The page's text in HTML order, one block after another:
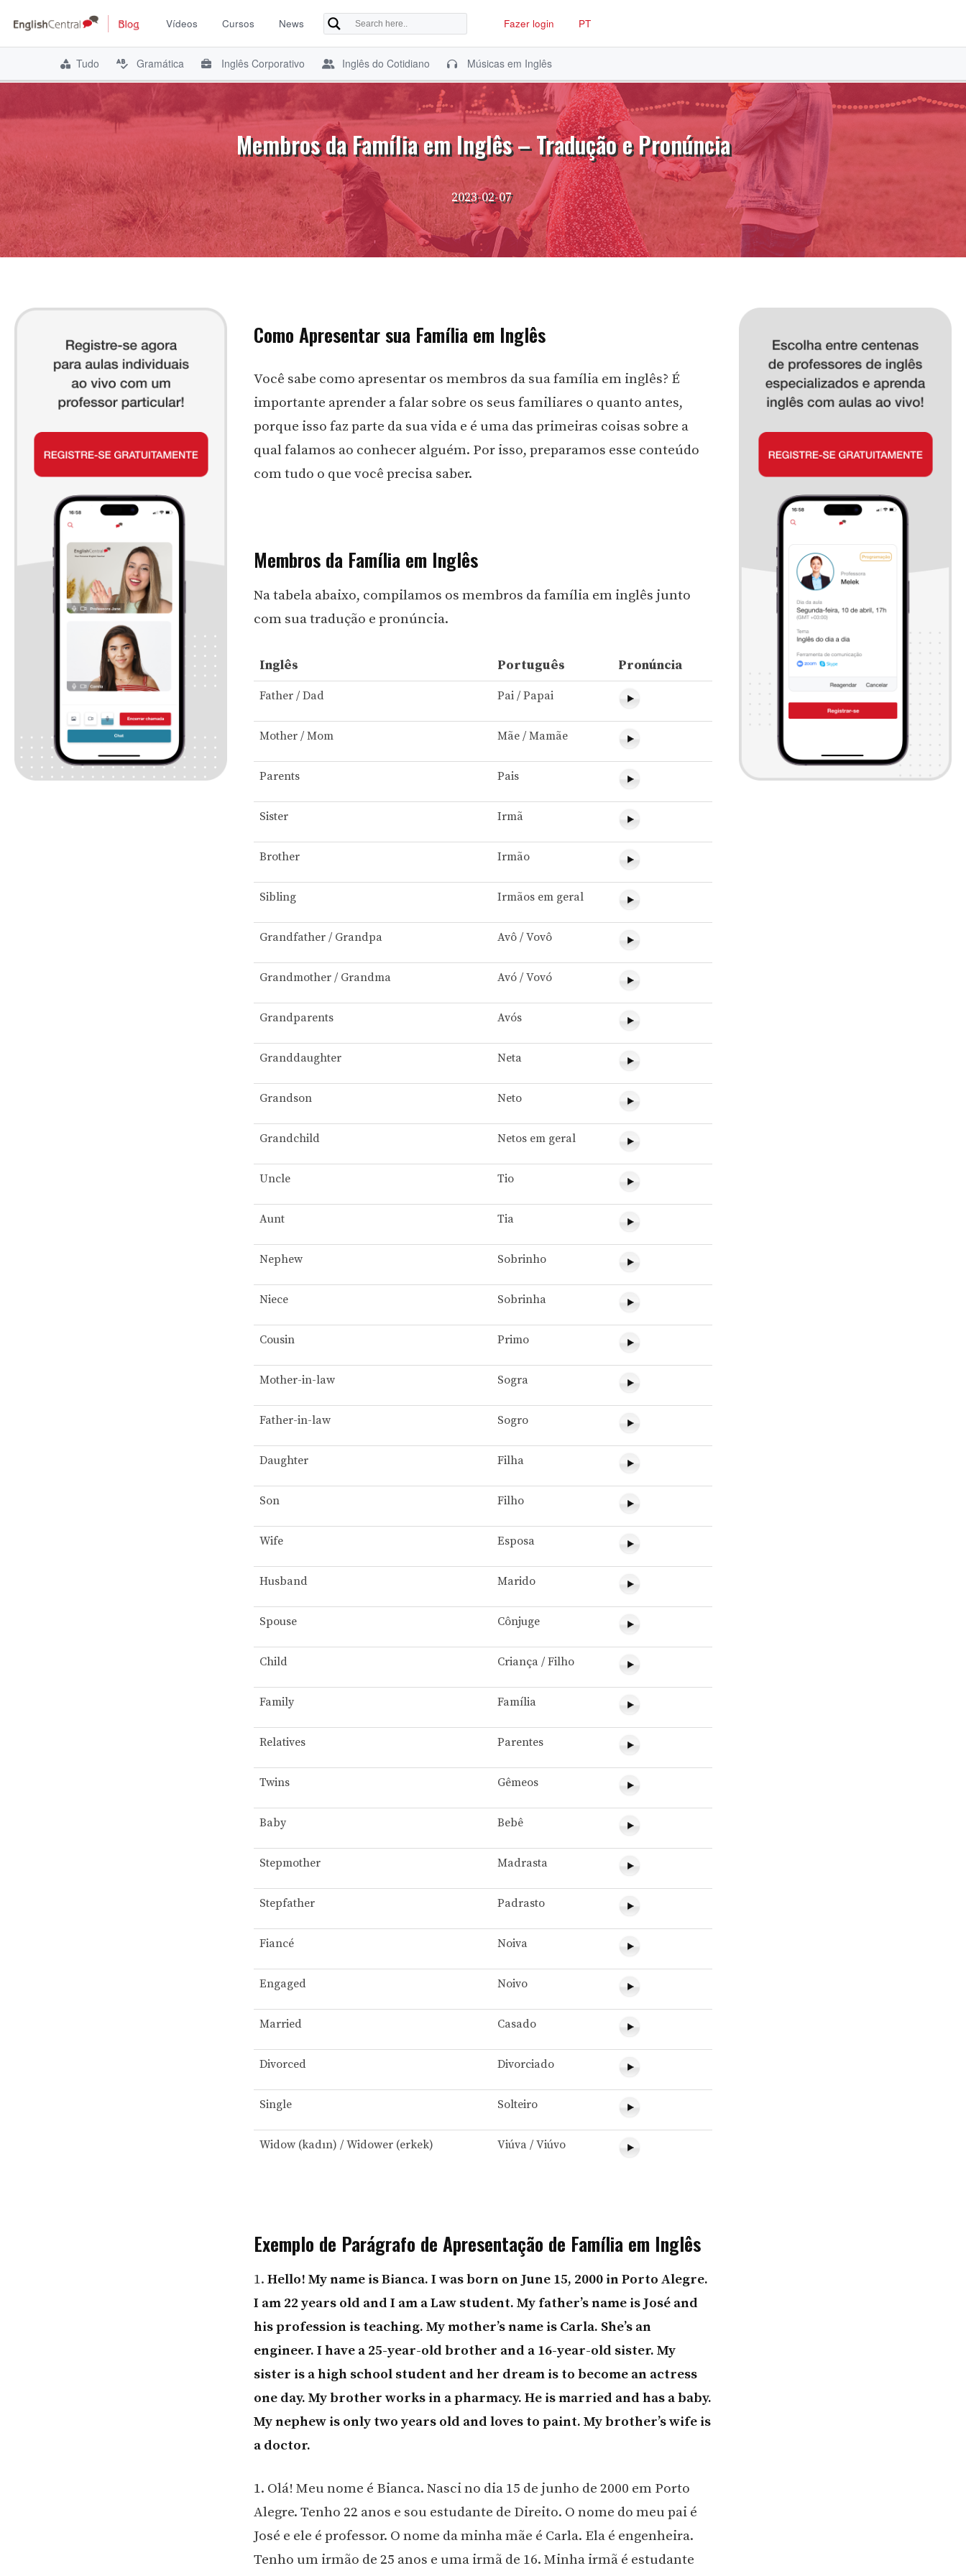
Vídeos Cursos News Fazer login PT
Tudo Gramática Inglês Corporativo Inglês do Cotidiano Músicas em Inglês
Membros da Família em Inglês – Tradução e Pronúncia
2023-02-07
Como Apresentar sua Família em Inglês
Você sabe como apresentar os membros da sua família em inglês? É
importante aprender a falar sobre os seus familiares o quanto antes,
porque isso faz parte da sua vida e é uma das primeiras coisas sobre a
qual falamos ao conhecer alguém. Por isso, preparamos esse conteúdo
com tudo o que você precisa saber.
Membros da Família em Inglês
Na tabela abaixo, compilamos os membros da família em inglês junto
com sua tradução e pronúncia.
Inglês Português Pronúncia
Father / Dad Pai / Papai
Mother / Mom Mãe / Mamãe
Parents Pais
Sister Irmã
Brother Irmão
Sibling Irmãos em geral
Grandfather / Grandpa Avô / Vovô
Grandmother / Grandma Avó / Vovó
Grandparents Avós
Granddaughter Neta
Grandson Neto
Grandchild Netos em geral
Uncle Tio
Aunt Tia
Nephew Sobrinho
Niece Sobrinha
Cousin Primo
Mother-in-law Sogra
Father-in-law Sogro
Daughter Filha
Son Filho
Wife Esposa
Husband Marido
Spouse Cônjuge
Child Criança / Filho
Family Família
Relatives Parentes
Twins Gêmeos
Baby Bebê
Stepmother Madrasta
Stepfather Padrasto
Fiancé Noiva
Engaged Noivo
Married Casado
Divorced Divorciado
Single Solteiro
Widow (kadın) / Widower (erkek) Viúva / Viúvo
Exemplo de Parágrafo de Apresentação de Família em Inglês
1. Hello! My name is Bianca. I was born on June 15, 2000 in Porto Alegre.
I am 22 years old and I am a Law student. My father’s name is José and
his profession is teaching. My mother’s name is Carla. She’s an
engineer. I have a 25-year-old brother and a 16-year-old sister. My
sister is a high school student and her dream is to become an actress
one day. My brother works in a pharmacy. He is married and has a baby.
My nephew is only two years old and loves to paint. My brother’s wife is
a doctor.
1. Olá! Meu nome é Bianca. Nasci no dia 15 de junho de 2000 em Porto
Alegre. Tenho 22 anos e sou estudante de Direito. O nome do meu pai é
José e ele é professor. O nome da minha mãe é Carla. Ela é engenheira.
Tenho um irmão de 25 anos e uma irmã de 16. Minha irmã é estudante